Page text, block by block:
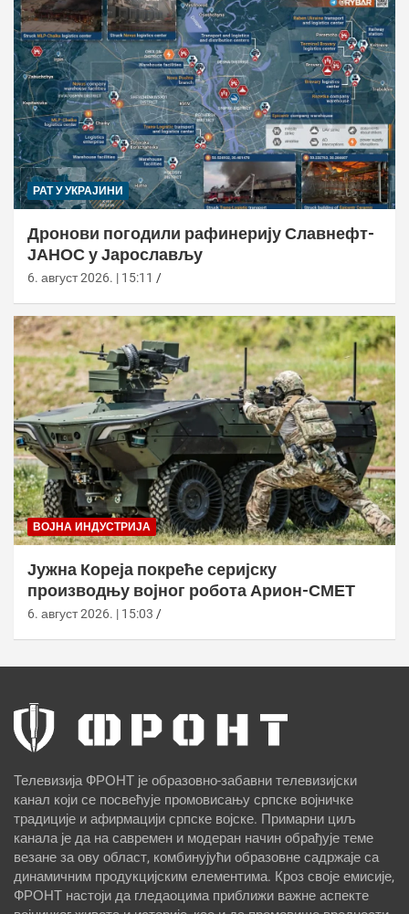
РАТ У УКРАЈИНИ
Дронови погодили рафинерију Славнефт-
ЈАНОС у Јарослављу
6. август 2026. | 15:11
ВОЈНА ИНДУСТРИЈА
Јужна Кореја покреће серијску
производњу војног робота Арион-СМЕТ
6. август 2026. | 15:03
Телевизија ФРОНТ је образовно-забавни телевизијски
канал који се посвећује промовисању српске војничке
традиције и афирмацији српске војске. Примарни циљ
канала је да на савремен и модеран начин обрађује теме
везане за ову област, комбинујући образовне садржаје са
динамичним продукцијским елементима. Кроз своје емисије,
ФРОНТ настоји да гледаоцима приближи важне аспекте